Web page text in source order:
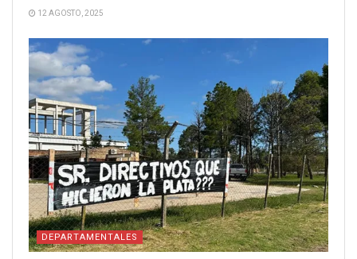
12 AGOSTO, 2025
DEPARTAMENTALES